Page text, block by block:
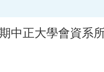
中正大學會資